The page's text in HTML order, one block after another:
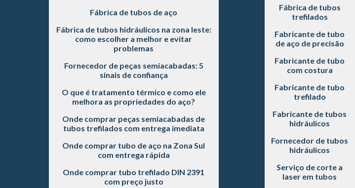
Fábrica de tubos de aço
Fábrica de tubos hidráulicos na zona leste:
como escolher a melhor e evitar
problemas
Fornecedor de peças semiacabadas: 5
sinais de confiança
O que é tratamento térmico e como ele
melhora as propriedades do aço?
Onde comprar peças semiacabadas de
tubos trefilados com entrega imediata
Onde comprar tubo de aço na Zona Sul
com entrega rápida
Onde comprar tubo trefilado DIN 2391
com preço justo
Fábrica de tubos
trefilados
Fabricante de tubo
de aço de precisão
Fabricante de tubo
com costura
Fabricante de tubo
trefilado
Fabricante de tubos
hidráulicos
Fornecedor de tubos
hidráulicos
Serviço de corte a
laser em tubos